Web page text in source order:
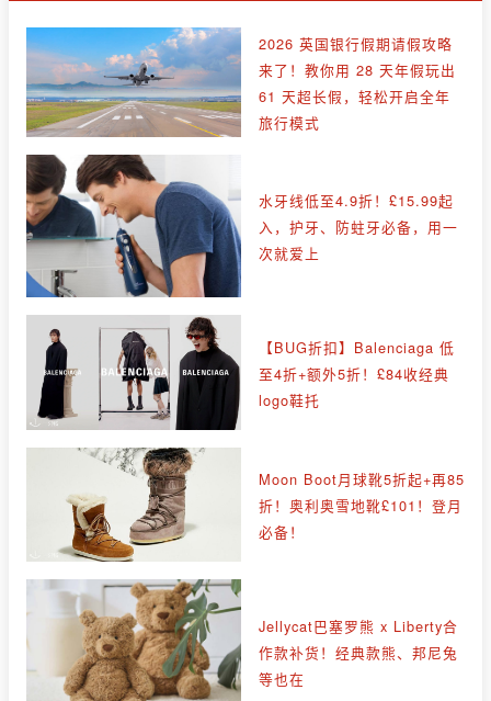
2026 英国银行假期请假攻略
来了！教你用 28 天年假玩出
61 天超长假，轻松开启全年
旅行模式
水牙线低至4.9折！£15.99起
入，护牙、防蛀牙必备，用一
次就爱上
【BUG折扣】Balenciaga 低
至4折+额外5折！£84收经典
logo鞋托
Moon Boot月球靴5折起+再85
折！奥利奥雪地靴£101！登月
必备！
Jellycat巴塞罗熊 x Liberty合
作款补货！经典款熊、邦尼兔
等也在